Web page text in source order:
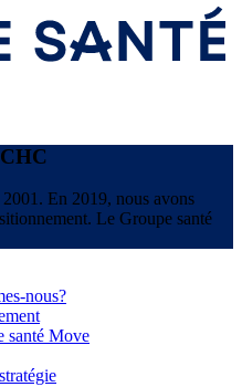
En 2019, nous avons
Le Groupe santé
nous?
santé Move